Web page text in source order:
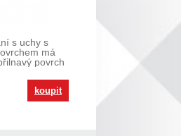
s uchy s
má
povrch
koupit